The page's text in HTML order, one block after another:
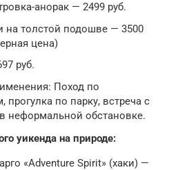
анорак — 2499 руб.
на толстой подошве — 3500
цена)
руб.
Поход по
прогулка по парку, встреча с
неформальной обстановке.
уикенда на природе:
«Adventure Spirit» (хаки) —